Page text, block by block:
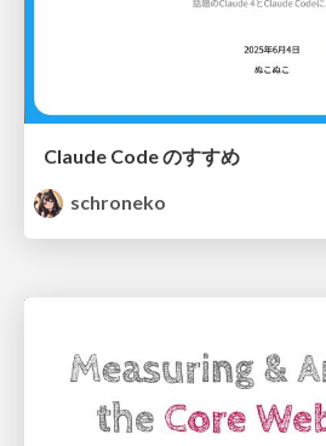
Claude Code のすすめ
schroneko